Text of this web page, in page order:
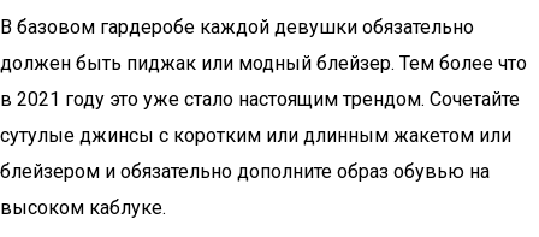
В базовом гардеробе каждой девушки обязательно
должен быть пиджак или модный блейзер. Тем более что
в 2021 году это уже стало настоящим трендом. Сочетайте
сутулые джинсы с коротким или длинным жакетом или
блейзером и обязательно дополните образ обувью на
высоком каблуке.